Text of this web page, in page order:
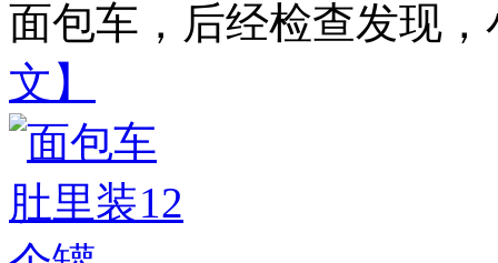
面包车，后经检查发现
文】